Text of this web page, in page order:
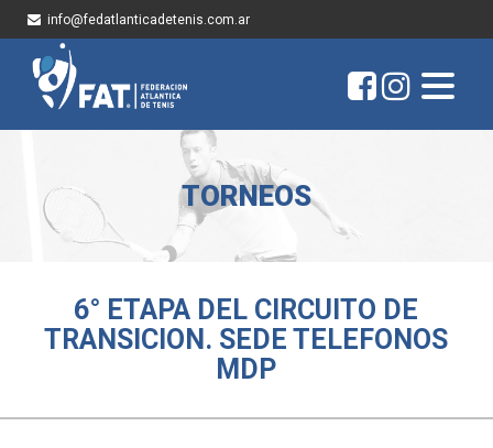
info@fedatlanticadetenis.com.ar
TORNEOS
6° ETAPA DEL CIRCUITO DE
TRANSICION. SEDE TELEFONOS
MDP